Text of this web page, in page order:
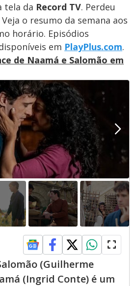
tela da Record TV. Perdeu
o resumo da semana aos
horário. Episódios
em PlayPlus.com.
de Naamá e Salomão em
(Guilherme
(Ingrid Conte) é um